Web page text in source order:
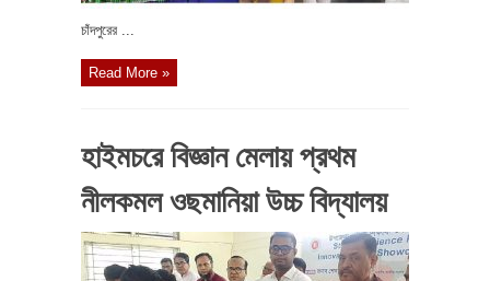
চাঁদপুরের ...
Read More »
হাইমচরে বিজ্ঞান মেলায় প্রথম
নীলকমল ওছমানিয়া উচ্চ বিদ্যালয়